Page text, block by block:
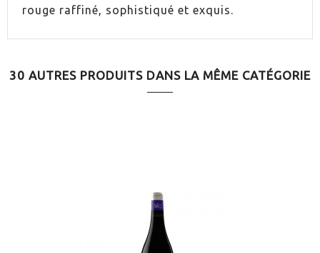
Vieilli en bois
rouge raffiné, sophistiqué et exquis.
30 AUTRES PRODUITS DANS LA MÊME CATÉGORIE